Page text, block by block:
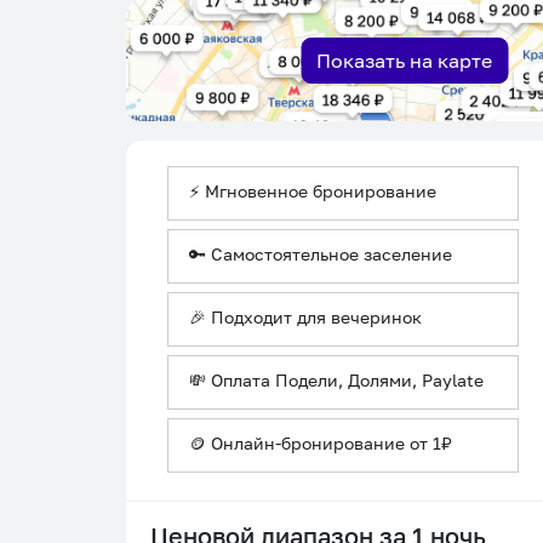
Показать на карте
⚡ Мгновенное бронирование
🔑 Самостоятельное заселение
🎉 Подходит для вечеринок
💸 Оплата Подели, Долями, Paylate
🪙 Онлайн-бронирование от 1₽
Ценовой диапазон за 1 ночь